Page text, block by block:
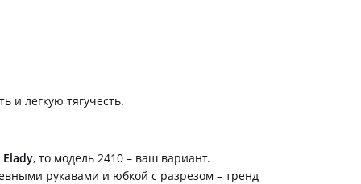
и легкую тягучесть.
, то модель 2410 – ваш вариант.
рукавами и юбкой с разрезом – тренд